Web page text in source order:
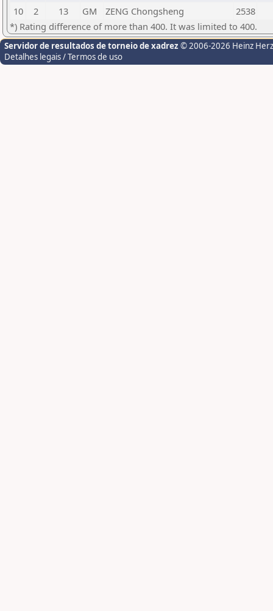
10
2 13 GM ZENG Chongsheng
2538
*) Rating difference of more than 400. It was limited to 400.
Servidor de resultados de torneio de xadrez © 2006-2026 Heinz
Detalhes legais / Termos de uso